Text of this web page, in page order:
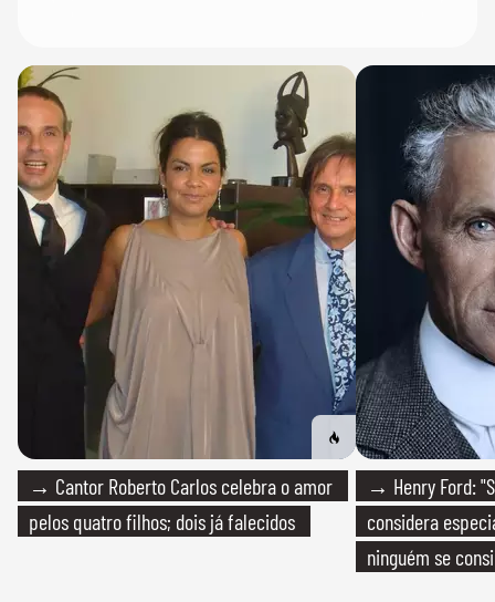
→ Cantor Roberto Carlos celebra o amor
pelos quatro filhos; dois já falecidos
→ Henry Ford:
considera
ninguém se